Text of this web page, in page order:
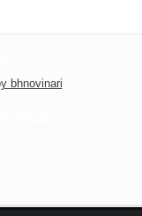
bhnovinari